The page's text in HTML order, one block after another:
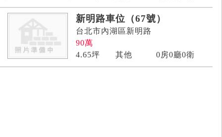
新明路車位（67號）
台北市內湖區新明路
90萬
4.65坪 其他 0房0廳0衛